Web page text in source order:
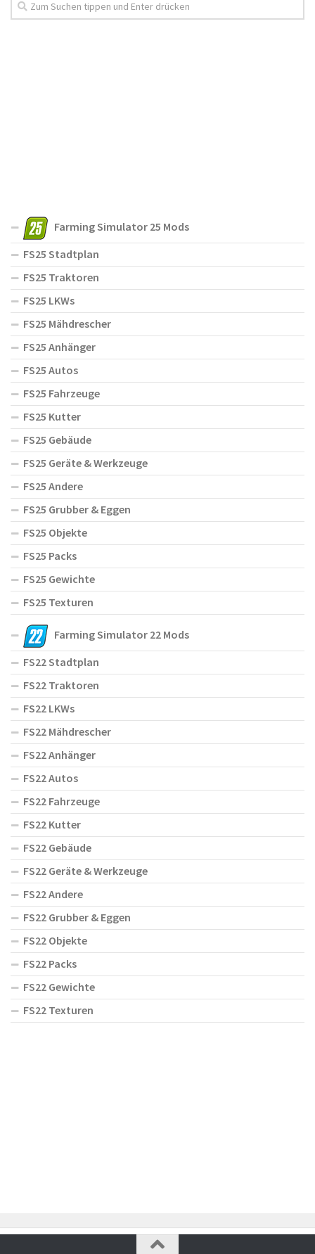
Farming Simulator 25 Mods
FS25 Stadtplan
FS25 Traktoren
FS25 LKWs
FS25 Mähdrescher
FS25 Anhänger
FS25 Autos
FS25 Fahrzeuge
FS25 Kutter
FS25 Gebäude
FS25 Geräte & Werkzeuge
FS25 Andere
FS25 Grubber & Eggen
FS25 Objekte
FS25 Packs
FS25 Gewichte
FS25 Texturen
Farming Simulator 22 Mods
FS22 Stadtplan
FS22 Traktoren
FS22 LKWs
FS22 Mähdrescher
FS22 Anhänger
FS22 Autos
FS22 Fahrzeuge
FS22 Kutter
FS22 Gebäude
FS22 Geräte & Werkzeuge
FS22 Andere
FS22 Grubber & Eggen
FS22 Objekte
FS22 Packs
FS22 Gewichte
FS22 Texturen